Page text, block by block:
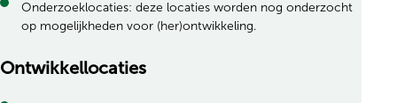
Onderzoeklocaties: deze locaties worden nog onderzocht
op mogelijkheden voor (her)ontwikkeling.
Ontwikkellocaties